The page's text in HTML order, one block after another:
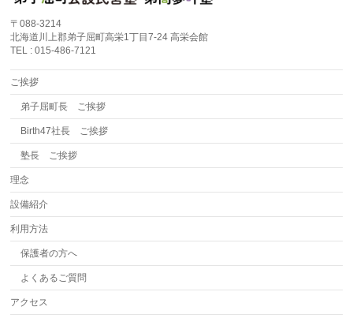
〒088-3214
北海道川上郡弟子屈町高栄1丁目7-24 高栄会館
TEL : 015-486-7121
ご挨拶
弟子屈町長 ご挨拶
Birth47社長 ご挨拶
塾長 ご挨拶
理念
設備紹介
利用方法
保護者の方へ
よくあるご質問
アクセス